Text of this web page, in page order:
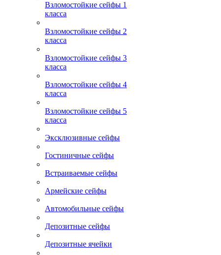
Взломостойкие сейфы 1
класса
Взломостойкие сейфы 2
класса
Взломостойкие сейфы 3
класса
Взломостойкие сейфы 4
класса
Взломостойкие сейфы 5
класса
Эксклюзивные сейфы
Гостиничные сейфы
Встраиваемые сейфы
Армейские сейфы
Автомобильные сейфы
Депозитные сейфы
Депозитные ячейки